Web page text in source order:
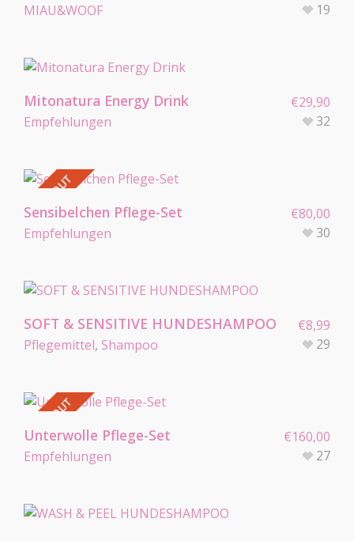
MIAU&WOOF
19
Mitonatura Energy Drink
Empfehlungen
€29,90
32
SOLD OUT
Sensibelchen Pflege-Set
Empfehlungen
€80,00
30
SOFT & SENSITIVE HUNDESHAMPOO
Pflegemittel, Shampoo
€8,99
29
SOLD OUT
Unterwolle Pflege-Set
Empfehlungen
€160,00
27